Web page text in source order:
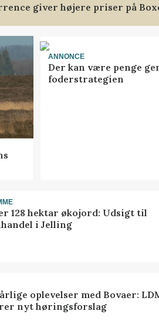
giver højere priser på
ANNONCE
Der kan være penge
foderstrategien
128 hektar økojord: Udsigt til
i Jelling
oplevelser med Bovaer:
nyt høringsforslag